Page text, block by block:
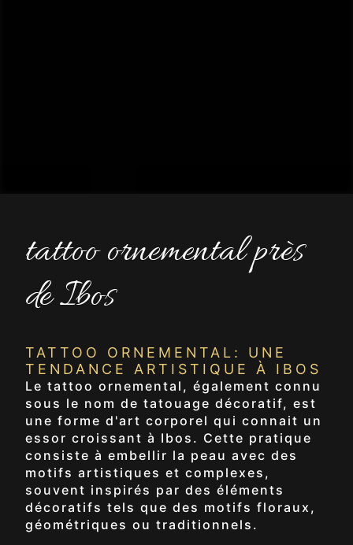
tattoo ornemental près
de Ibos
TATTOO ORNEMENTAL: UNE
TENDANCE ARTISTIQUE À IBOS
Le tattoo ornemental, également connu
sous le nom de tatouage décoratif, est
une forme d'art corporel qui connait un
essor croissant à Ibos. Cette pratique
consiste à embellir la peau avec des
motifs artistiques et complexes,
souvent inspirés par des éléments
décoratifs tels que des motifs floraux,
géométriques ou traditionnels.